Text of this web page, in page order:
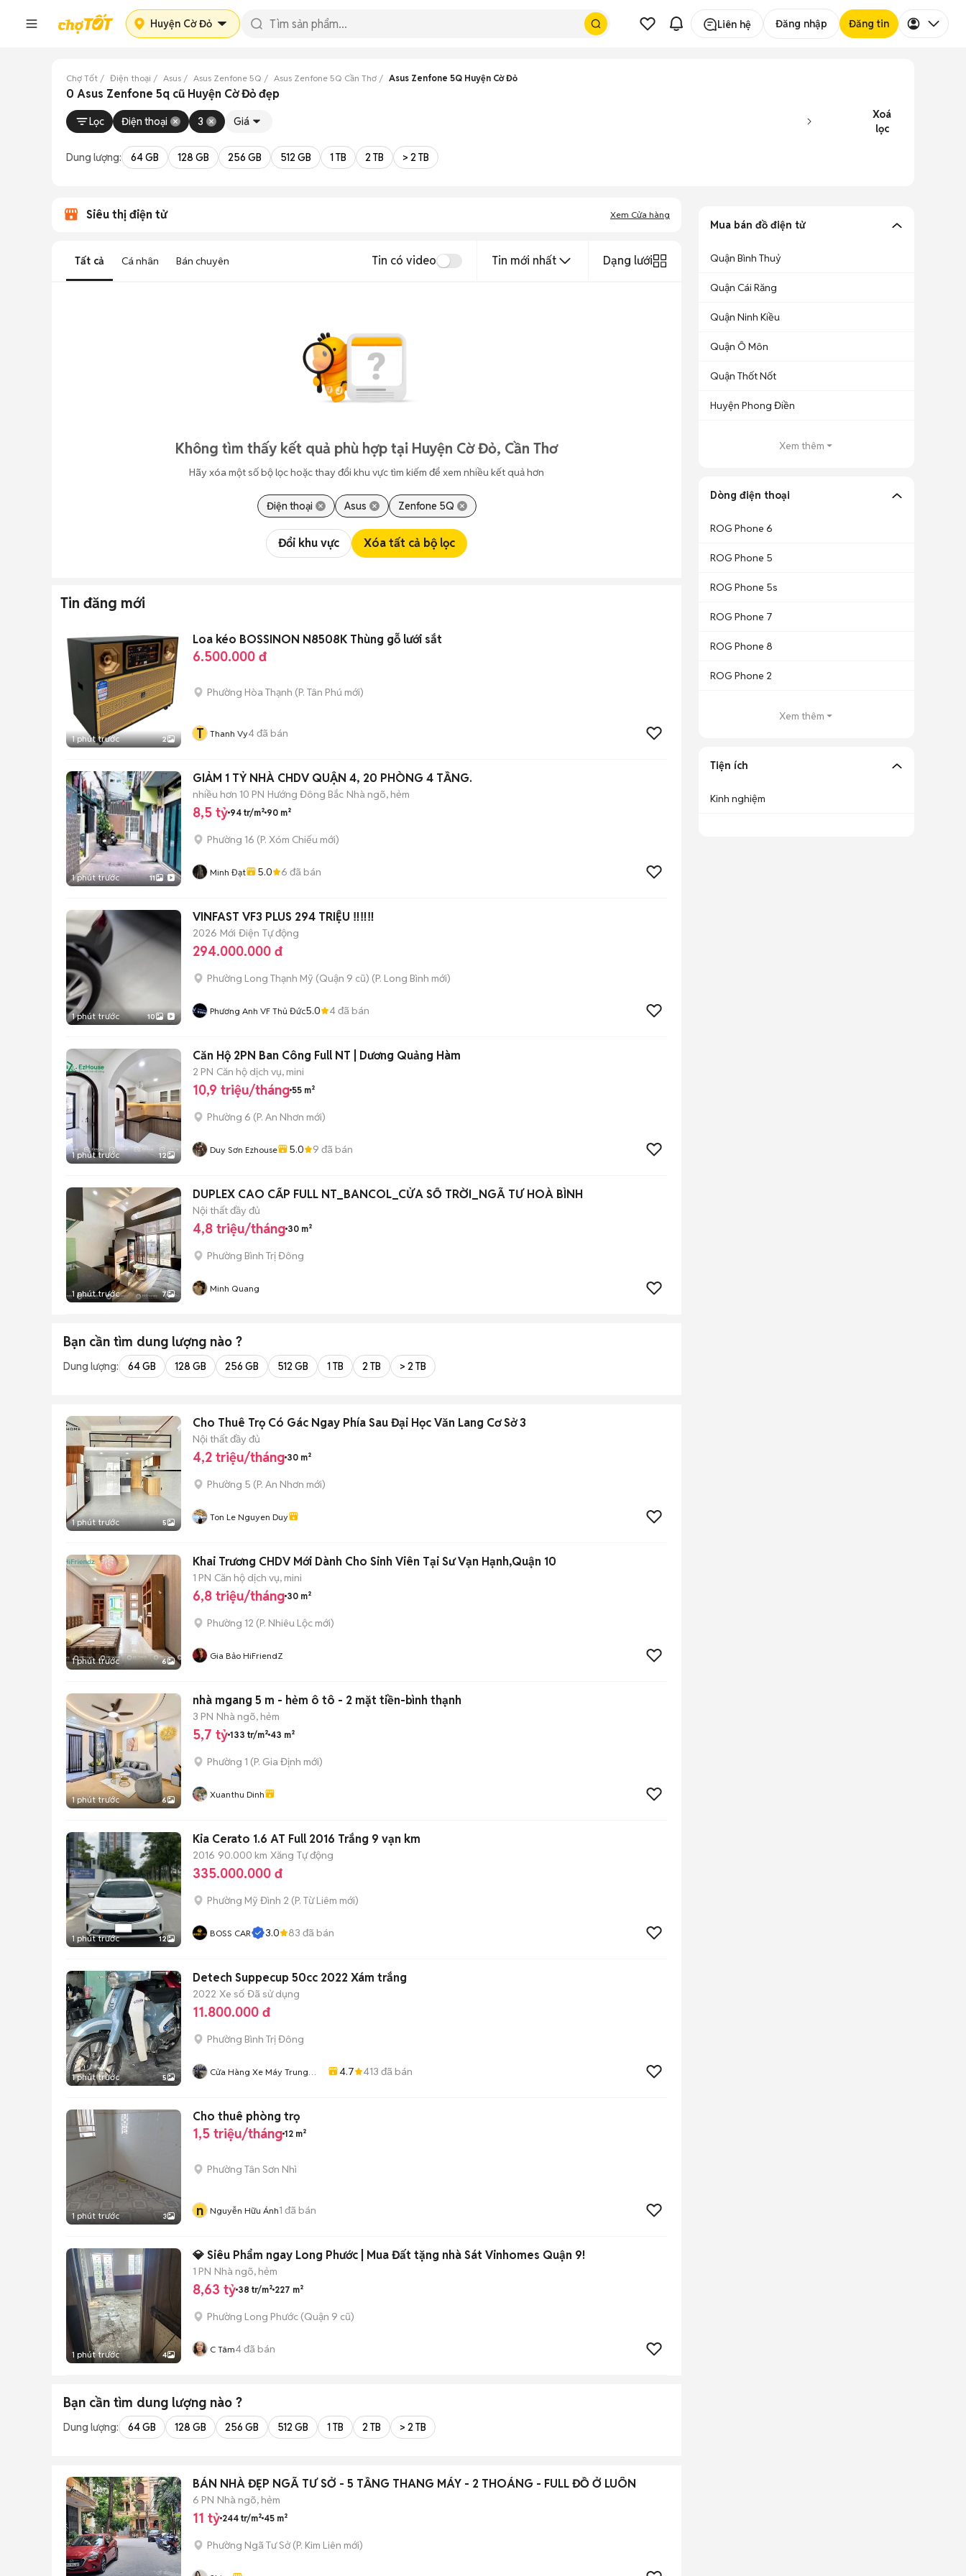
Huyện Cờ Đỏ Liên hệ Đăng nhập Đăng tin
Chợ Tốt Điện thoại Asus Asus Zenfone 5Q Asus Zenfone 5Q Cần Thơ Asus Zenfone 5Q Huyện Cờ Đỏ
0 Asus Zenfone 5q cũ Huyện Cờ Đỏ đẹp
Lọc Điện thoại 3 Giá
Xoá
lọc
Dung lượng: 64 GB 128 GB 256 GB 512 GB 1 TB 2 TB > 2 TB
Siêu thị điện tử Xem Cửa hàng
Tất cả Cá nhân Bán chuyên Tin có video Tin mới nhất Dạng lưới
Không tìm thấy kết quả phù hợp tại Huyện Cờ Đỏ, Cần Thơ
Hãy xóa một số bộ lọc hoặc thay đổi khu vực tìm kiếm để xem nhiều kết quả hơn
Điện thoại Asus Zenfone 5Q
Đổi khu vực Xóa tất cả bộ lọc
Tin đăng mới
1 phút trước 2
Loa kéo BOSSINON N8508K Thùng gỗ lưới sắt
6.500.000 đ
Phường Hòa Thạnh (P. Tân Phú mới)
T Thanh Vy4đã bán
1 phút trước 11
GIẢM 1 TỶ NHÀ CHDV QUẬN 4, 20 PHÒNG 4 TẦNG.
nhiều hơn 10 PN Hướng Đông Bắc Nhà ngõ, hẻm
8,5 tỷ 94 tr/m² 90 m²
Phường 16 (P. Xóm Chiếu mới)
Minh Đạt 5.0 6 đã bán
1 phút trước 10
VINFAST VF3 PLUS 294 TRIỆU ‼️‼️‼️
2026 Mới Điện Tự động
294.000.000 đ
Phường Long Thạnh Mỹ (Quận 9 cũ) (P. Long Bình mới)
Phương Anh VF Thủ Đức5.0 4đã bán
1 phút trước 12
Căn Hộ 2PN Ban Công Full NT | Dương Quảng Hàm
2 PN Căn hộ dịch vụ, mini
10,9 triệu/tháng 55 m²
Phường 6 (P. An Nhơn mới)
Duy Sơn Ezhouse 5.0 9 đã bán
1 phút trước 7
DUPLEX CAO CẤP FULL NT_BANCOL_CỬA SỔ TRỜI_NGÃ TƯ HOÀ BÌNH
Nội thất đầy đủ
4,8 triệu/tháng 30 m²
Phường Bình Trị Đông
Minh Quang
Bạn cần tìm dung lượng nào ?
Dung lượng: 64 GB 128 GB 256 GB 512 GB 1 TB 2 TB > 2 TB
1 phút trước 5
Cho Thuê Trọ Có Gác Ngay Phía Sau Đại Học Văn Lang Cơ Sở 3
Nội thất đầy đủ
4,2 triệu/tháng 30 m²
Phường 5 (P. An Nhơn mới)
Ton Le Nguyen Duy
1 phút trước 6
Khai Trương CHDV Mới Dành Cho Sinh Viên Tại Sư Vạn Hạnh,Quận 10
1 PN Căn hộ dịch vụ, mini
6,8 triệu/tháng 30 m²
Phường 12 (P. Nhiêu Lộc mới)
Gia Bảo HiFriendZ
1 phút trước 6
nhà mgang 5 m - hẻm ô tô - 2 mặt tiền-bình thạnh
3 PN Nhà ngõ, hẻm
5,7 tỷ 133 tr/m² 43 m²
Phường 1 (P. Gia Định mới)
Xuanthu Dinh
1 phút trước 12
Kia Cerato 1.6 AT Full 2016 Trắng 9 vạn km
2016 90.000 km Xăng Tự động
335.000.000 đ
Phường Mỹ Đình 2 (P. Từ Liêm mới)
BOSS CAR 3.0 83 đã bán
1 phút trước 5
Detech Suppecup 50cc 2022 Xám trắng
2022 Xe số Đã sử dụng
11.800.000 đ
Phường Bình Trị Đông
Cửa Hàng Xe Máy Trung
4.7 413 đã bán
1 phút trước 3
Cho thuê phòng trọ
1,5 triệu/tháng 12 m²
Phường Tân Sơn Nhì
n Nguyễn Hữu Ánh1 đã bán
1 phút trước 4
💎 Siêu Phẩm ngay Long Phước | Mua Đất tặng nhà Sát Vinhomes Quận 9!
1 PN Nhà ngõ, hẻm
8,63 tỷ 38 tr/m² 227 m²
Phường Long Phước (Quận 9 cũ)
C Tâm4đã bán
Bạn cần tìm dung lượng nào ?
Dung lượng: 64 GB 128 GB 256 GB 512 GB 1 TB 2 TB > 2 TB
BÁN NHÀ ĐẸP NGÃ TƯ SỞ - 5 TẦNG THANG MÁY - 2 THOÁNG - FULL ĐỒ Ở LUÔN
6 PN Nhà ngõ, hẻm
11 tỷ 244 tr/m² 45 m²
Phường Ngã Tư Sở(P. Kim Liên mới)
Mua bán đồ điện tử
Quận Bình Thuỷ
Quận Cái Răng
Quận Ninh Kiều
Quận Ô Môn
Quận Thốt Nốt
Huyện Phong Điền
Xem thêm
Dòng điện thoại
ROG Phone 6
ROG Phone 5
ROG Phone 5s
ROG Phone 7
ROG Phone 8
ROG Phone 2
Xem thêm
Tiện ích
Kinh nghiệm